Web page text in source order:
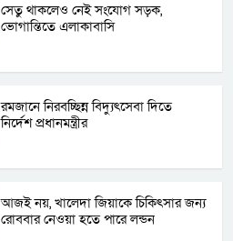
সেতু থাকলেও নেই সংযোগ সড়ক,
ভোগান্তিতে এলাকাবাসি
রমজানে নিরবচ্ছিন্ন বিদ্যুৎসেবা দিতে
নির্দেশ প্রধানমন্ত্রীর
আজই নয়, খালেদা জিয়াকে চিকিৎসার জন্য
রোববার নেওয়া হতে পারে লন্ডন